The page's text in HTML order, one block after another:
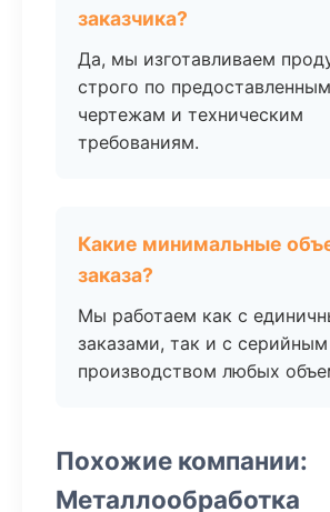
заказчика?
Да, мы изготавливаем
строго по предоставленным
чертежам и техническим
требованиям.
Какие минимальные
заказа?
Мы работаем как с
заказами, так и с серийным
производством любых
Похожие компании:
Металлообработка